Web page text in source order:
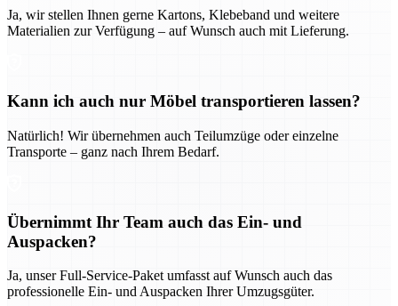
Ja, wir stellen Ihnen gerne Kartons, Klebeband und weitere
Materialien zur Verfügung – auf Wunsch auch mit Lieferung.
Kann ich auch nur Möbel transportieren lassen?
Natürlich! Wir übernehmen auch Teilumzüge oder einzelne
Transporte – ganz nach Ihrem Bedarf.
Übernimmt Ihr Team auch das Ein- und
Auspacken?
Ja, unser Full-Service-Paket umfasst auf Wunsch auch das
professionelle Ein- und Auspacken Ihrer Umzugsgüter.